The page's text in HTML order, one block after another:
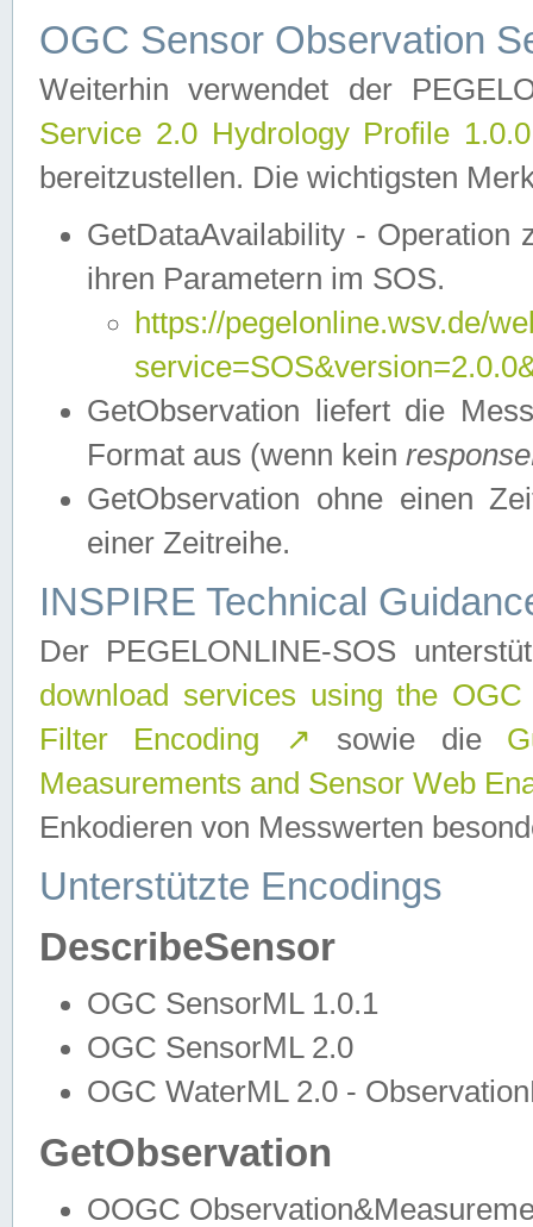
OGC Sensor Observation
Weiterhin verwendet der
Service 2.0 Hydrology Profile
bereitzustellen. Die wichtigsten
GetDataAvailability - Operation
ihren Parametern im SOS.
https://pegelonline.wsv.de/
GetObservation liefert die
Format aus (wenn kein
GetObservation ohne einen
einer Zeitreihe.
INSPIRE Technical
Der PEGELONLINE-SOS
download services using the
Filter Encoding
↗ sowie die
Measurements and Sensor Web
Enkodieren von Messwerten
Unterstützte Encodings
DescribeSensor
OGC SensorML 1.0.1
OGC SensorML 2.0
OGC WaterML 2.0 -
GetObservation
OOGC